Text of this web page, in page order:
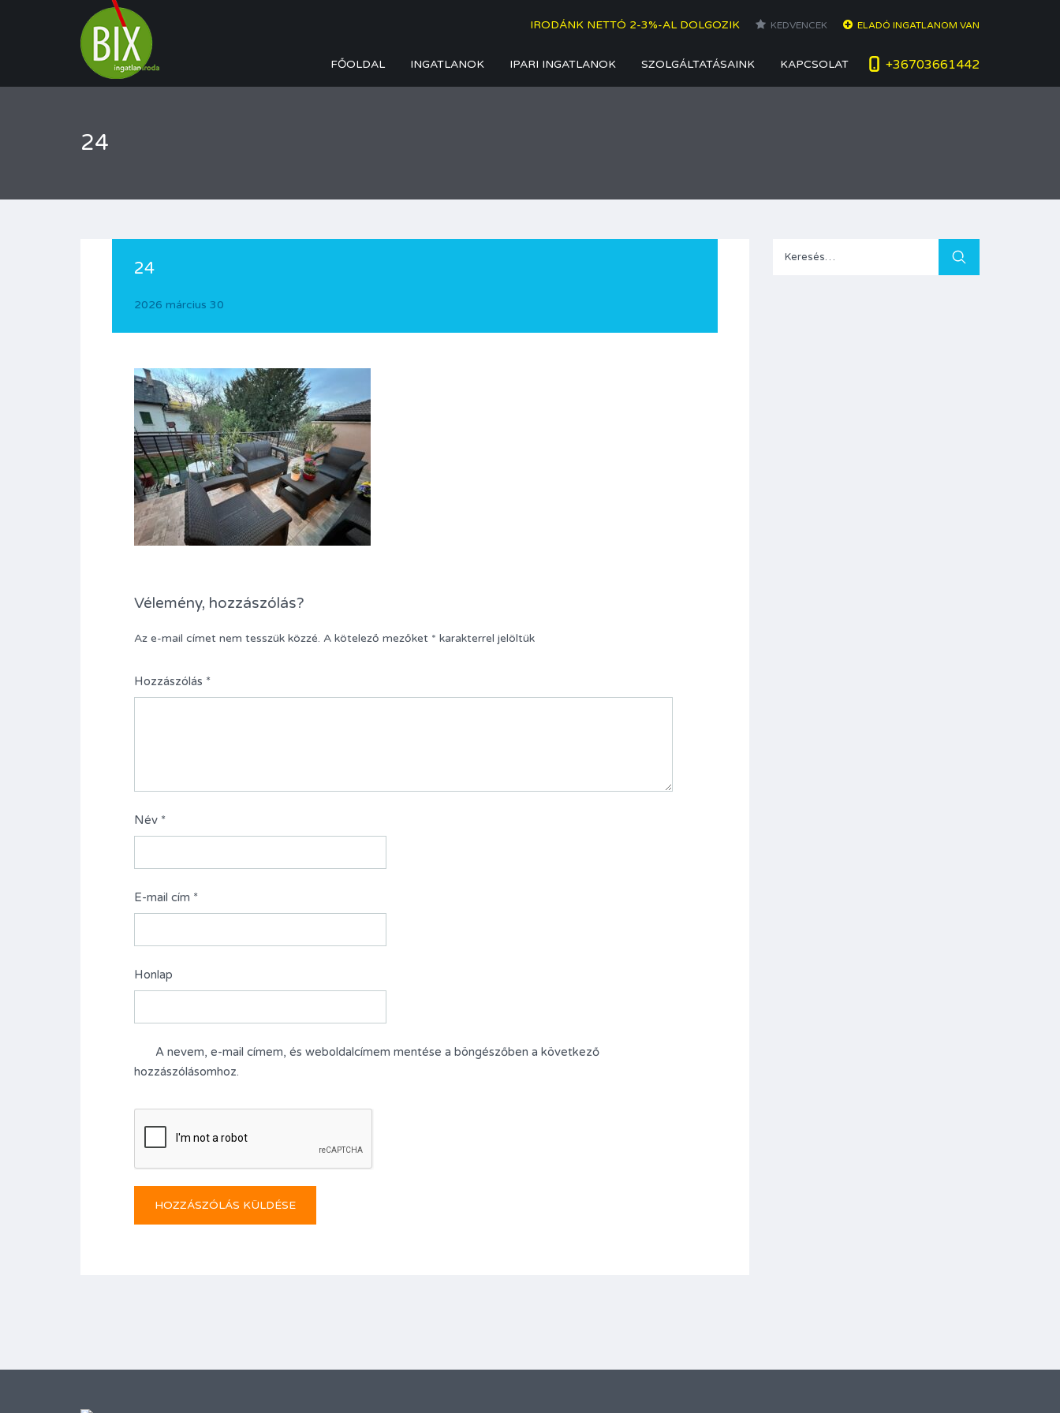
IRODÁNK NETTÓ 2-3%-AL DOLGOZIK KEDVENCEK ELADÓ INGATLANOM VAN
+36703661442
FŐOLDAL INGATLANOK IPARI INGATLANOK SZOLGÁLTATÁSAINK KAPCSOLAT
24
24
2026 március 30
Vélemény, hozzászólás?
Az e-mail címet nem tesszük közzé. A kötelező mezőket * karakterrel jelöltük
Hozzászólás *
Név *
E-mail cím *
Honlap
A nevem, e-mail címem, és weboldalcímem mentése a böngészőben a következő
hozzászólásomhoz.
Keresés: